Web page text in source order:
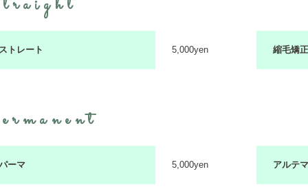
ストレート 5,000yen 縮毛矯正
ーマ 5,000yen アルテ